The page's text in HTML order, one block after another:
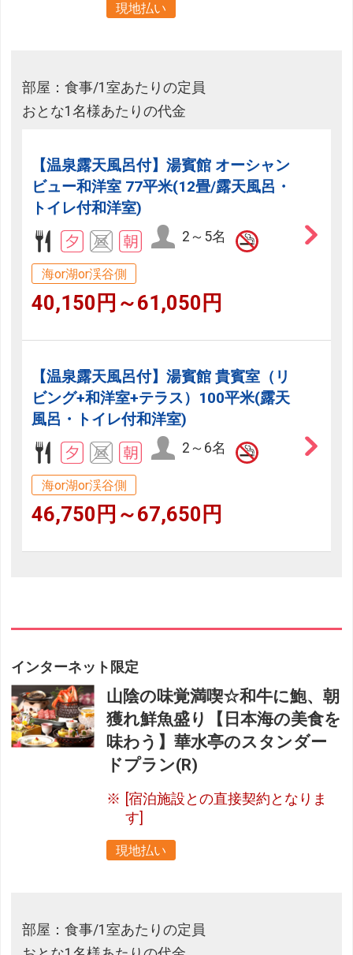
現地払い
部屋：食事/1室あたりの定員
おとな1名様あたりの代金
【温泉露天風呂付】湯賓館 オーシャン
ビュー和洋室 77平米(12畳/露天風呂・
トイレ付和洋室)
2～5名
海or湖or渓谷側
40,150円～61,050円
【温泉露天風呂付】湯賓館 貴賓室（リ
ビング+和洋室+テラス）100平米(露天
風呂・トイレ付和洋室)
2～6名
海or湖or渓谷側
46,750円～67,650円
インターネット限定
山陰の味覚満喫☆和牛に鮑、朝
獲れ鮮魚盛り【日本海の美食を
味わう】華水亭のスタンダー
ドプラン(R)
[宿泊施設との直接契約となりま
す]
現地払い
部屋：食事/1室あたりの定員